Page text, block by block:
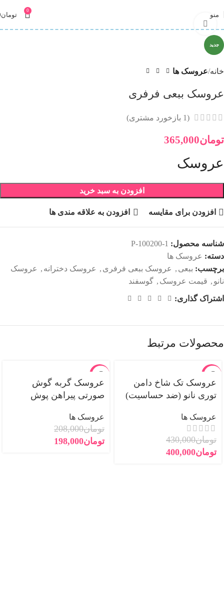
منو
0
تومان
جدید
خانه عروسک ها
عروسک ببعی فرفری
(
1 بازخورد مشتری)
تومان365,000
عروسک
افزودن به سبد خرید
افزودن برای مقایسه افزودن به علاقه مندی ها
شناسه محصول: P-100200-1
دسته: عروسک ها
برچسب: ببعی , عروسک ببعی فرفری , عروسک دخترانه , عروسک
نانو , قیمت عروسک , گوسفند
اشتراک گذاری:
محصولات مرتبط
جدید
عروسک تک شاخ دامن
توری نانو (ضد حساسیت)
عروسک ها
تومان430,000
تومان400,000
شده
عروسک گربه گوش
صورتی پیراهن پوش
عروسک ها
تومان208,000
تومان198,000